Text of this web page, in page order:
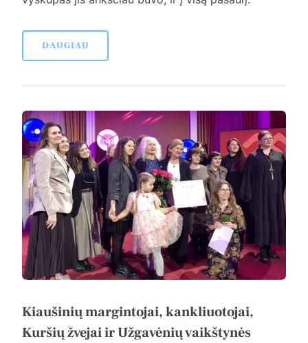
DAUGIAU
Kiaušinių margintojai, kankliuotojai,
Kuršių žvejai ir Užgavėnių vaikštynės